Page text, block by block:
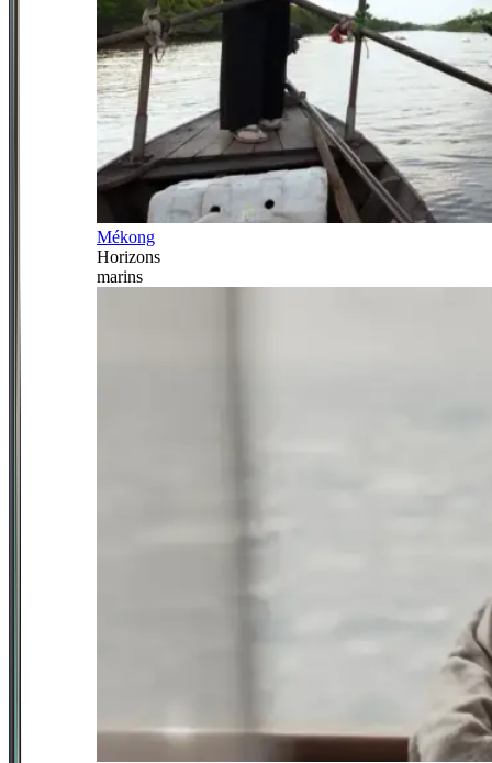
Mékong
Horizons
marins